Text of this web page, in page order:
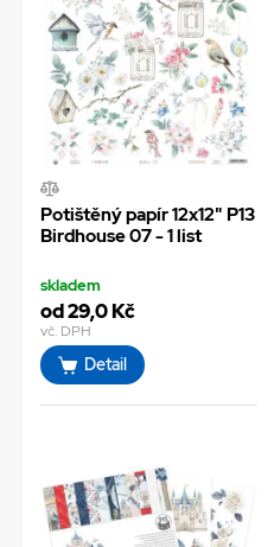
Potištěný papír 12x12" P13
Birdhouse 07 - 1 list
skladem
od 29,0 Kč
vč. DPH
Detail